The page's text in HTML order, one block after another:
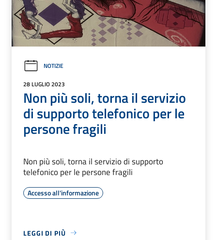
NOTIZIE
28 LUGLIO 2023
Non più soli, torna il servizio
di supporto telefonico per le
persone fragili
Non più soli, torna il servizio di supporto
telefonico per le persone fragili
Accesso all'informazione
LEGGI DI PIÙ